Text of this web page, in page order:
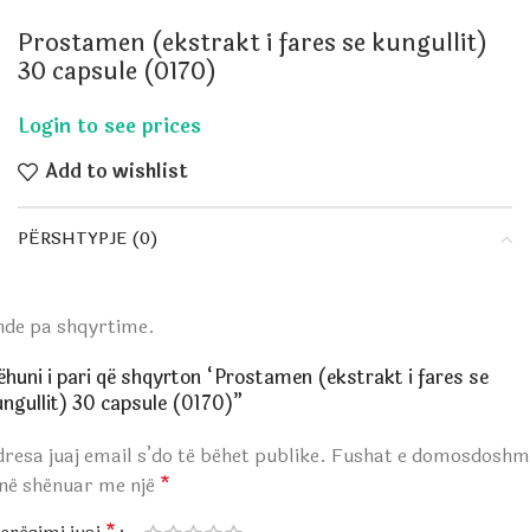
Prostamen (ekstrakt i fares se kungullit)
30 capsule (0170)
Add to wishlist
PËRSHTYPJE (0)
pa shqyrtime.
i pari që shqyrton “Prostamen (ekstrakt i fares se
30 capsule (0170)”
juaj email s’do të bëhet publike. Fushat e
shënuar me një *